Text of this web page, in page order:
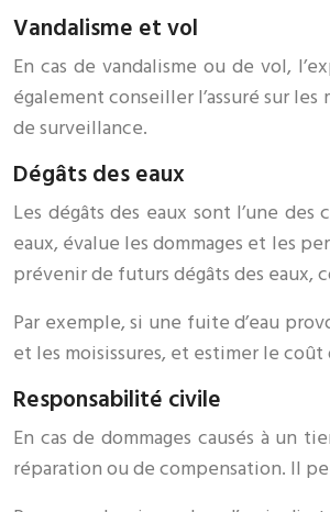
Vandalisme et vol
En cas de vandalisme ou de vol,
également conseiller l’assuré sur
de surveillance.
Dégâts des eaux
Les dégâts des eaux sont l’une
eaux, évalue les dommages et les
prévenir de futurs dégâts des eaux,
Par exemple, si une fuite d’eau
et les moisissures, et estimer le
Responsabilité civile
En cas de dommages causés à un
réparation ou de compensation. Il